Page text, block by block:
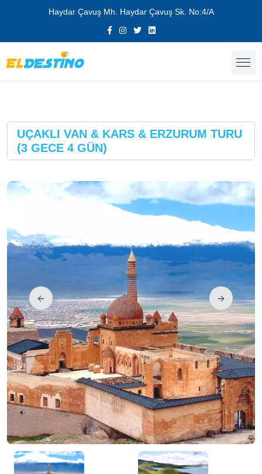
Haydar Çavuş Mh. Haydar Çavuş Sk. No:4/A
UÇAKLI VAN & KARS & ERZURUM TURU
(3 GECE 4 GÜN)